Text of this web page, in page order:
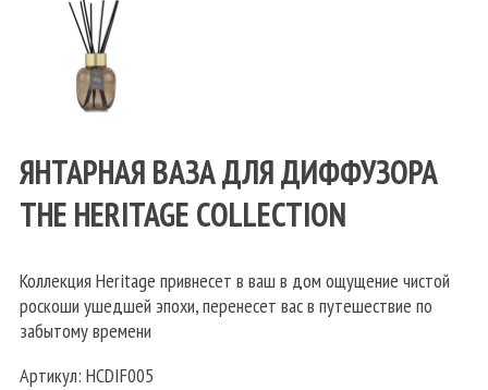
ЯНТАРНАЯ ВАЗА ДЛЯ ДИФФУЗОРА
THE HERITAGE COLLECTION
Коллекция Heritage привнесет в ваш в дом ощущение чистой
роскоши ушедшей эпохи, перенесет вас в путешествие по
забытому времени
Артикул: HCDIF005